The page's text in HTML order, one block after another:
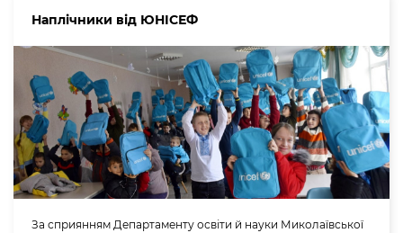
Наплічники від ЮНІСЕФ
За сприянням Департаменту освіти й науки Миколаївської